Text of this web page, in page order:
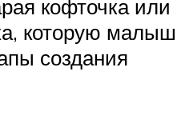
кофточка или
которую малыш
создания